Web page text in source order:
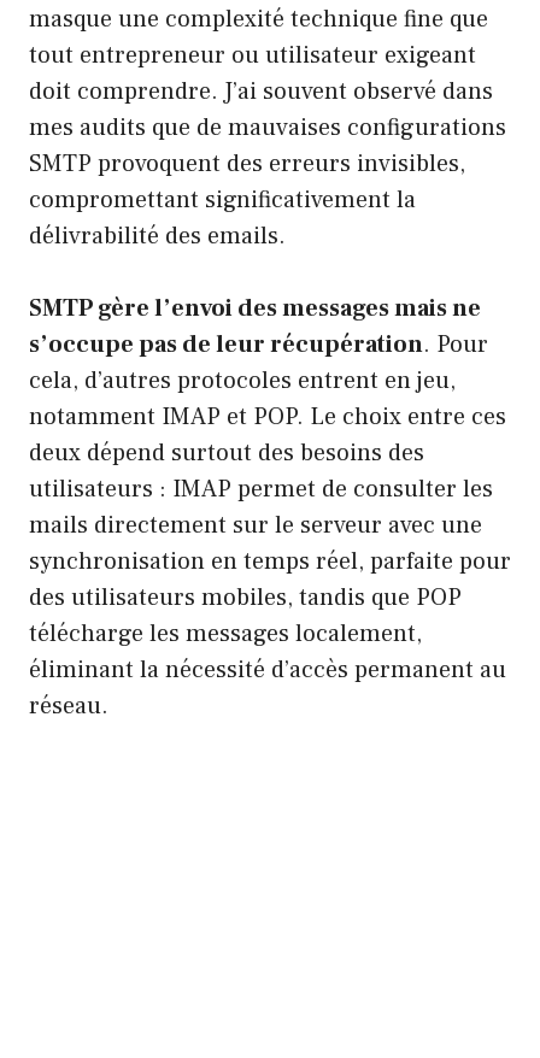
masque une complexité technique fine que
tout entrepreneur ou utilisateur exigeant
doit comprendre. J’ai souvent observé dans
mes audits que de mauvaises configurations
SMTP provoquent des erreurs invisibles,
compromettant significativement la
délivrabilité des emails.
SMTP gère l’envoi des messages mais ne
s’occupe pas de leur récupération. Pour
cela, d’autres protocoles entrent en jeu,
notamment IMAP et POP. Le choix entre ces
deux dépend surtout des besoins des
utilisateurs : IMAP permet de consulter les
mails directement sur le serveur avec une
synchronisation en temps réel, parfaite pour
des utilisateurs mobiles, tandis que POP
télécharge les messages localement,
éliminant la nécessité d’accès permanent au
réseau.